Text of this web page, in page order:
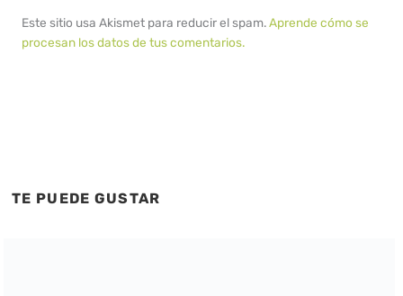
Este sitio usa Akismet para reducir el spam.Aprende cómo se
procesan los datos de tus comentarios.
TE PUEDE GUSTAR